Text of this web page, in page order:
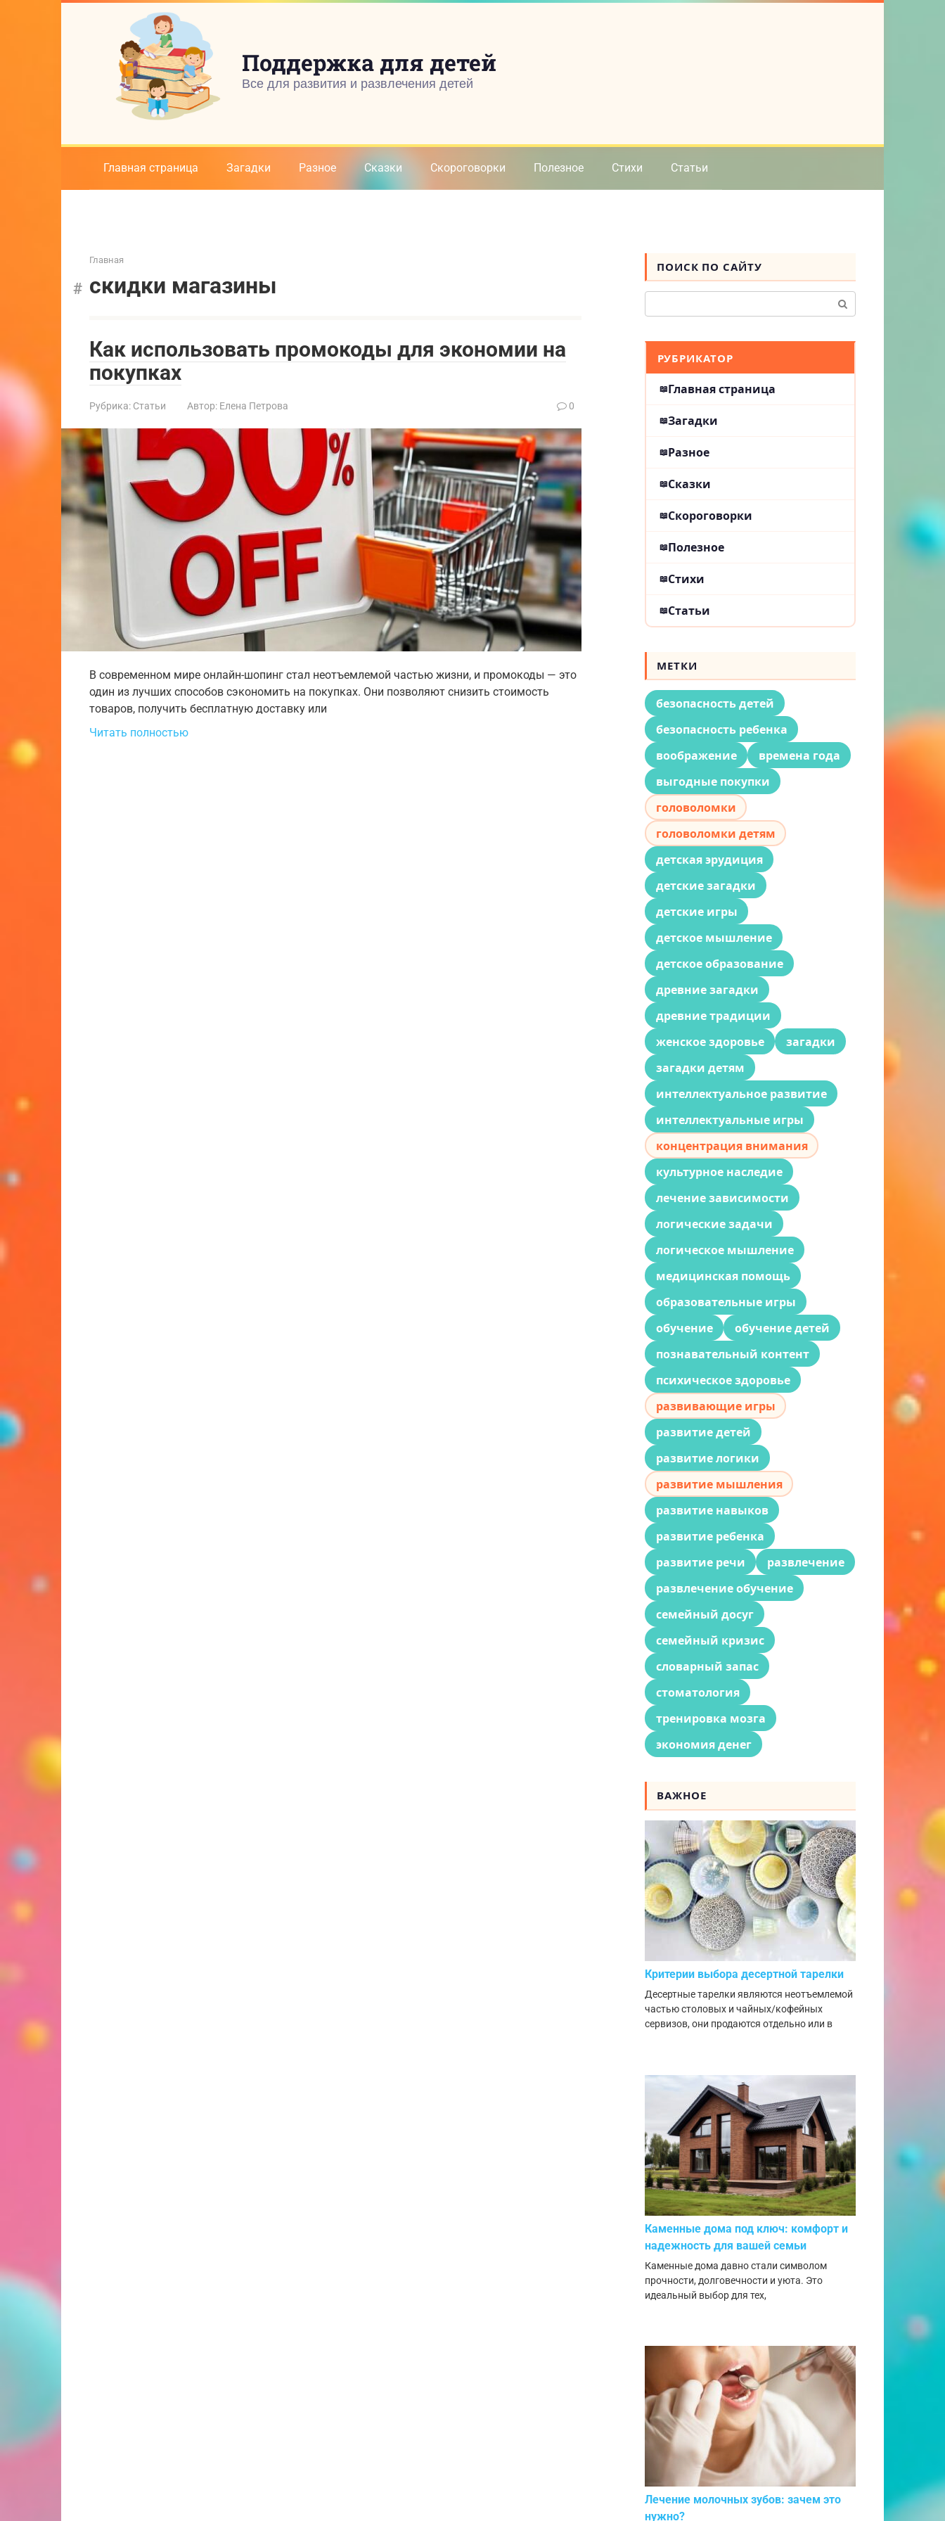
Поддержка для детей
Все для развития и развлечения детей
Главная страница Загадки Разное Сказки Скороговорки Полезное Стихи Статьи
Главная
скидки магазины
Как использовать промокоды для экономии на
покупках
Рубрика: Статьи Автор: Елена Петрова 0
В современном мире онлайн-шопинг стал неотъемлемой частью жизни, и промокоды — это
один из лучших способов сэкономить на покупках. Они позволяют снизить стоимость
товаров, получить бесплатную доставку или
Читать полностью
ПОИСК ПО САЙТУ
РУБРИКАТОР
Главная страница
Загадки
Разное
Сказки
Скороговорки
Полезное
Стихи
Статьи
МЕТКИ
безопасность детей
безопасность ребенка
воображение
времена года
выгодные покупки
головоломки
головоломки детям
детская эрудиция
детские загадки
детские игры
детское мышление
детское образование
древние загадки
древние традиции
женское здоровье
загадки
загадки детям
интеллектуальное развитие
интеллектуальные игры
концентрация внимания
культурное наследие
лечение зависимости
логические задачи
логическое мышление
медицинская помощь
образовательные игры
обучение
обучение детей
познавательный контент
психическое здоровье
развивающие игры
развитие детей
развитие логики
развитие мышления
развитие навыков
развитие ребенка
развитие речи
развлечение
развлечение обучение
семейный досуг
семейный кризис
словарный запас
стоматология
тренировка мозга
экономия денег
ВАЖНОЕ
Критерии выбора десертной тарелки
Десертные тарелки являются неотъемлемой
частью столовых и чайных/кофейных
сервизов, они продаются отдельно или в
Каменные дома под ключ: комфорт и
надежность для вашей семьи
Каменные дома давно стали символом
прочности, долговечности и уюта. Это
идеальный выбор для тех,
Лечение молочных зубов: зачем это
нужно?